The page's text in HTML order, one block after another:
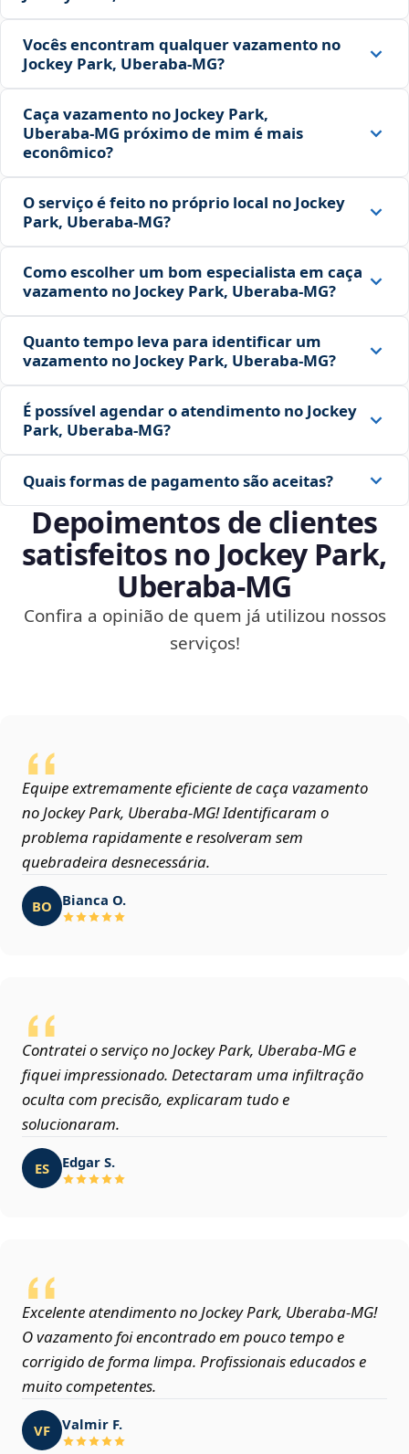
Vocês encontram qualquer vazamento no
Jockey Park, Uberaba‑MG?
Caça vazamento no Jockey Park,
Uberaba‑MG próximo de mim é mais
econômico?
O serviço é feito no próprio local no Jockey
Park, Uberaba‑MG?
Como escolher um bom especialista em caça
vazamento no Jockey Park, Uberaba‑MG?
Quanto tempo leva para identificar um
vazamento no Jockey Park, Uberaba‑MG?
É possível agendar o atendimento no Jockey
Park, Uberaba‑MG?
Quais formas de pagamento são aceitas?
Depoimentos de clientes
satisfeitos no Jockey Park,
Uberaba‑MG
Confira a opinião de quem já utilizou nossos
serviços!
Equipe extremamente eficiente de caça vazamento
no Jockey Park, Uberaba‑MG! Identificaram o
problema rapidamente e resolveram sem
quebradeira desnecessária.
BO Bianca O.
Contratei o serviço no Jockey Park, Uberaba‑MG e
fiquei impressionado. Detectaram uma infiltração
oculta com precisão, explicaram tudo e
solucionaram.
ES Edgar S.
Excelente atendimento no Jockey Park, Uberaba‑MG!
O vazamento foi encontrado em pouco tempo e
corrigido de forma limpa. Profissionais educados e
muito competentes.
VF Valmir F.